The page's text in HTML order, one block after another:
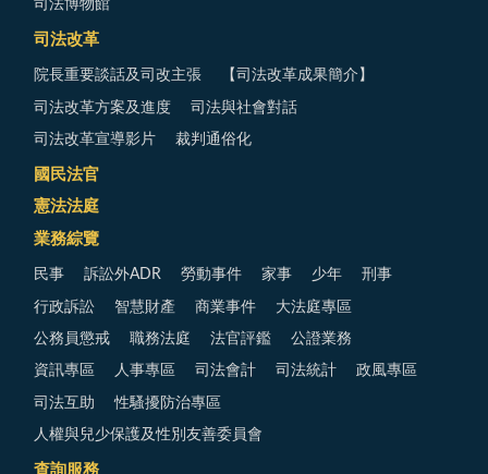
司法博物館
司法改革
院長重要談話及司改主張 【司法改革成果簡介】
司法改革方案及進度 司法與社會對話
司法改革宣導影片 裁判通俗化
國民法官
憲法法庭
業務綜覽
民事 訴訟外ADR 勞動事件 家事 少年 刑事
行政訴訟 智慧財產 商業事件 大法庭專區
公務員懲戒 職務法庭 法官評鑑 公證業務
資訊專區 人事專區 司法會計 司法統計 政風專區
司法互助 性騷擾防治專區
人權與兒少保護及性別友善委員會
查詢服務